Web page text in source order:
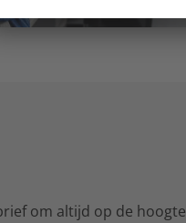
om altijd op de hoogte